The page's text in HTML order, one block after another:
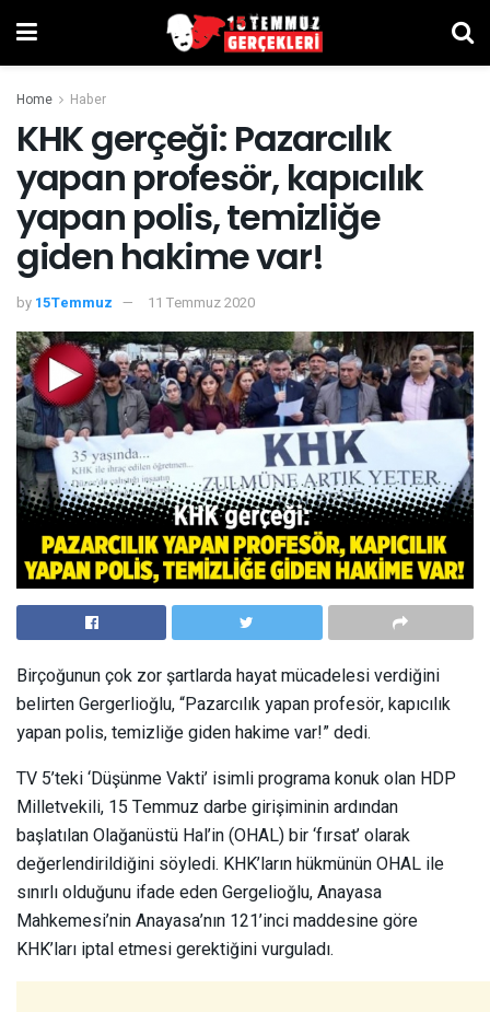
Home Haber
KHK gerçeği: Pazarcılık
yapan profesör, kapıcılık
yapan polis, temizliğe
giden hakime var!
by 15Temmuz 11 Temmuz 2020
Birçoğunun çok zor şartlarda hayat mücadelesi verdiğini
belirten Gergerlioğlu, “Pazarcılık yapan profesör, kapıcılık
yapan polis, temizliğe giden hakime var!” dedi.
TV 5’teki ‘Düşünme Vakti’ isimli programa konuk olan HDP
Milletvekili, 15 Temmuz darbe girişiminin ardından
başlatılan Olağanüstü Hal’in (OHAL) bir ‘fırsat’ olarak
değerlendirildiğini söyledi. KHK’ların hükmünün OHAL ile
sınırlı olduğunu ifade eden Gergelioğlu, Anayasa
Mahkemesi’nin Anayasa’nın 121’inci maddesine göre
KHK’ları iptal etmesi gerektiğini vurguladı.